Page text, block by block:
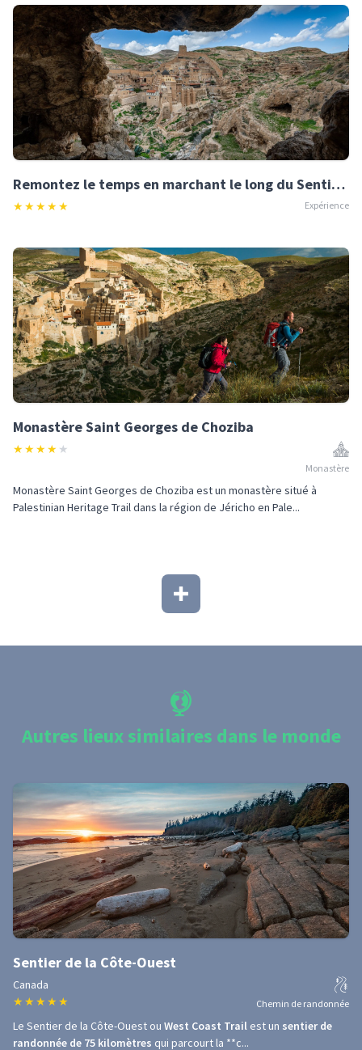
Remontez le temps en marchant le long du Sentier d'Abraham
★★★★★ Expérience
Monastère Saint Georges de Choziba
★★★★ ★
Monastère
Monastère Saint Georges de Choziba est un monastère situé à
Palestinian Heritage Trail dans la région de Jéricho en Pale...
Autres lieux similaires dans le monde
Sentier de la Côte-Ouest
Canada
★ ★ ★ ★ ★ Chemin de randonnée
Le Sentier de la Côte-Ouest ou West Coast Trail est un sentier de
randonnée de 75 kilomètres qui parcourt la **c...